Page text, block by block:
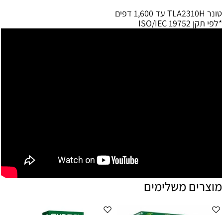
טונר TLA2310H עד 1,600 דפים
*לפי תקן ISO/IEC 19752
מוצרים משלימים